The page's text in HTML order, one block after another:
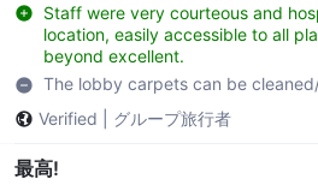
Staff were very courteous and
location, easily accessible to all
beyond excellent.
The lobby carpets can be
Verified
グループ旅行者
最高!